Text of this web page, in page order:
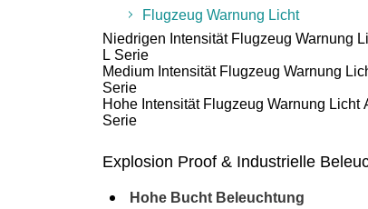
Flugzeug Warnung Licht
Niedrigen Intensität Flugzeug Warnung
L Serie
Medium Intensität Flugzeug Warnung
Serie
Hohe Intensität Flugzeug Warnung Licht
Serie
Explosion Proof & Industrielle
Hohe Bucht Beleuchtung